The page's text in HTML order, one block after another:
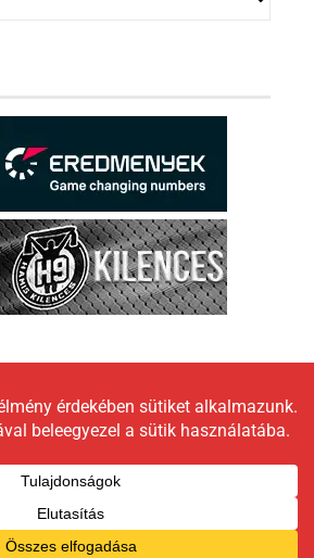
Állásfoglalás
Adatkezelési tájékoztató